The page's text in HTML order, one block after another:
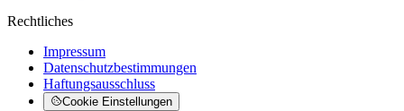
Rechtliches
Impressum
Datenschutzbestimmungen
Haftungsausschluss
Cookie Einstellungen